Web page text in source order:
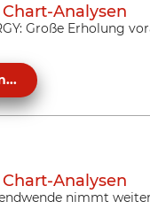
Analysen
Große Erholung
Analysen
nimmt